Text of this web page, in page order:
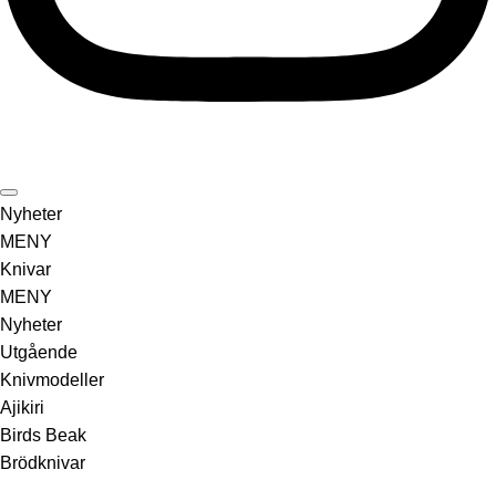
Nyheter
MENY
Knivar
MENY
Nyheter
Utgående
Knivmodeller
Ajikiri
Birds Beak
Brödknivar